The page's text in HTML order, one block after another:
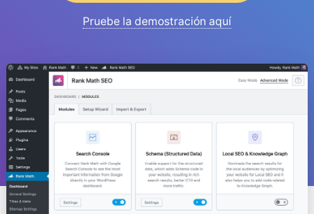
Pruebe la demostración aquí